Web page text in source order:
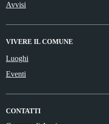
Avvisi
VIVERE IL COMUNE
Luoghi
Eventi
CONTATTI